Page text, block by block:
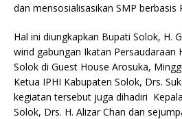
dan mensosialisasikan SMP berbasis
Hal ini diungkapkan Bupati Solok, H.
wirid gabungan Ikatan Persaudaraan
Solok di Guest House Arosuka,
Ketua IPHI Kabupaten Solok, Drs.
kegiatan tersebut juga dihadiri
Solok, Drs. H. Alizar Chan dan